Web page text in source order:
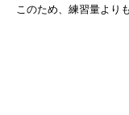
このため、練習量より